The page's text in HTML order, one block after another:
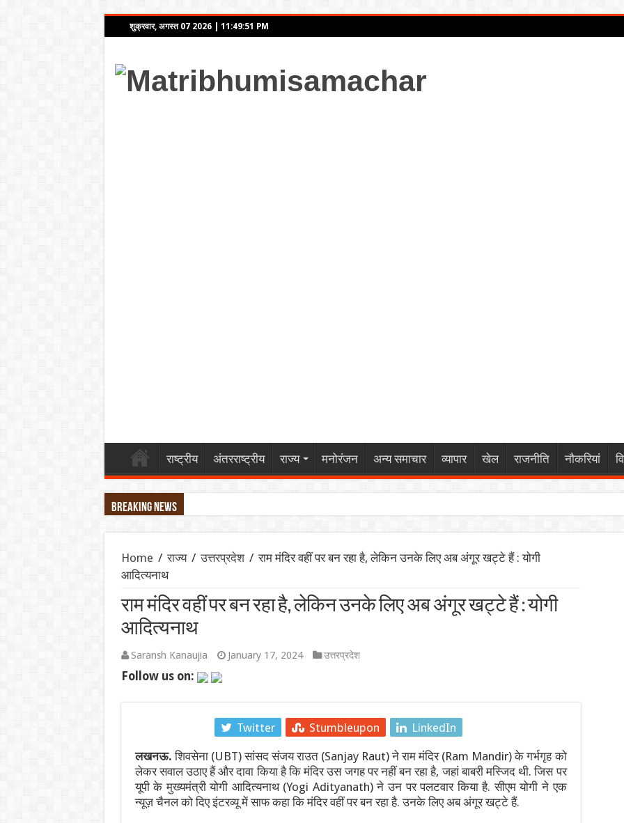
शुक्रवार, अगस्त 07 2026 11:49:51 PM
राष्ट्रीय अंतरराष्ट्रीय राज्य मनोरंजन अन्य समाचार व्यापार खेल राजनीति नौकरियां
Breaking News
LEAP India IPO: ₹2,480 करोड़ का आईपीओ खुला, KKR समर्थित कंपनी में दांव लगाने से पहले जानें ये खास बातें
SGB 2020-21 Series-XI: समय से पहले भुनाने (Premature Redemption) पर निवेशकों को मिला 200% का बंपर रिटर्न,
भारत का Model BIT: विदेशी निवेश सुरक्षा और नीतिगत स्वायत्तता के बीच संतुलन की नई दिशा
कच्चे तेल की चमक और डॉलर के दबाव के बीच मैदान में उतरा RBI: जानिए रुपये की गिरावट रोकने के लिए रिजर्व बैंक ने कैसे
IND vs SL Test Series 2026: मुथैया मुरलीधरन का ‘800’ का तिलस्म और अनिल कुंबले का दबदबा, जानिए भारत-श्रीलंका
600वां टेस्ट: भारतीय क्रिकेट का ऐतिहासिक पड़ाव, गाले में रचेगा नया इतिहास
WTC Final Race 2025-27: भारत बनाम श्रीलंका टेस्ट सीरीज क्यों है टीम इंडिया के लिए करो या मरो का मुकाबला?
Home / राज्य / उत्तरप्रदेश / राम मंदिर वहीं पर बन रहा है, लेकिन उनके लिए अब अंगूर खट्टे हैं : योगी
आदित्यनाथ
राम मंदिर वहीं पर बन रहा है, लेकिन उनके लिए अब अंगूर खट्टे हैं : योगी
आदित्यनाथ
Saransh Kanaujia January 17, 2024 उत्तरप्रदेश
Follow us on:
Twitter Stumbleupon LinkedIn
लखनऊ. शिवसेना (UBT) सांसद संजय राउत (Sanjay Raut) ने राम मंदिर (Ram Mandir) के गर्भगृह को
लेकर सवाल उठाए हैं और दावा किया है कि मंदिर उस जगह पर नहीं बन रहा है, जहां बाबरी मस्जिद थी. जिस पर
यूपी के मुख्यमंत्री योगी आदित्यनाथ (Yogi Adityanath) ने उन पर पलटवार किया है. सीएम योगी ने एक
न्यूज़ चैनल को दिए इंटरव्यू में साफ कहा कि मंदिर वहीं पर बन रहा है. उनके लिए अब अंगूर खट्टे हैं.